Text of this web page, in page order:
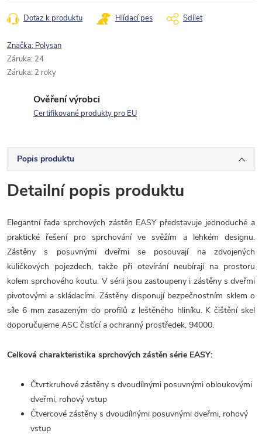
Dotaz k produktu Hlídací pes Sdílet
Značka: Polysan
Záruka: 24
Záruka: 2 roky
Ověření výrobci
Certifikované produkty pro EU
Popis produktu
Detailní popis produktu
Elegantní řada sprchových zástěn EASY představuje jednoduché a
praktické řešení pro sprchování ve svěžím a lehkém designu.
Zástěny s posuvnými dveřmi se posouvají na zdvojených
kuličkových pojezdech, takže při otevírání neubírají na prostoru
kolem sprchového koutu. V sérii jsou zastoupeny i zástěny s dveřmi
pivotovými a skládacími. Zástěny disponují bezpečnostním sklem o
síle 6 mm zasazeným do profilů z leštěného hliníku. K čištění skel
doporučujeme ASC čistící a ochranný prostředek, 94000.
Celková charakteristika sprchových zástěn série EASY:
Čtvrtkruhové zástěny s dvoudílnými posuvnými obloukovými
dveřmi, rohový vstup
Čtvercové zástěny s dvoudílnými posuvnými dveřmi, rohový
vstup